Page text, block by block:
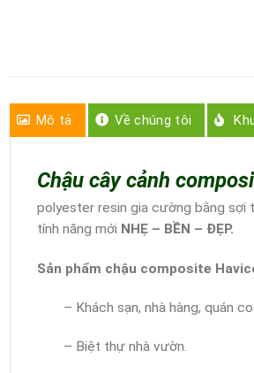
Mô tả Về chúng tôi
Chậu cây cảnh
polyester resin gia cường bằng
tính năng mới NHẸ – BỀN – ĐẸP.
Sản phẩm chậu composite
– Khách sạn, nhà hàng, quán
– Biệt thự nhà vườn.